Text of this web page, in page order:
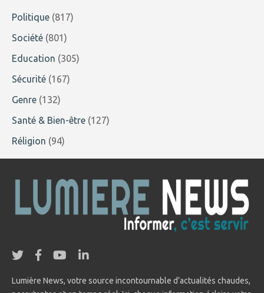
Politique (817)
Société (801)
Education (305)
Sécurité (167)
Genre (132)
Santé & Bien-être (127)
Réligion (94)
Lumière News, votre source incontournable d’actualités chaudes,